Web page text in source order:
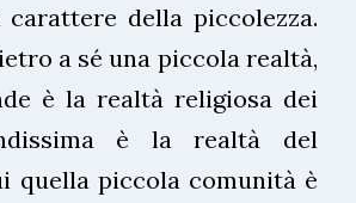
della piccolezza.
a sé una piccola realtà,
è la realtà religiosa dei
è la realtà del
quella piccola comunità è